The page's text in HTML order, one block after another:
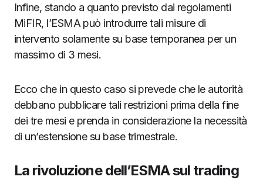
Infine, stando a quanto previsto dai regolamenti
MiFIR, l’ESMA può introdurre tali misure di
intervento solamente su base temporanea per un
massimo di 3 mesi.
Ecco che in questo caso si prevede che le autorità
debbano pubblicare tali restrizioni prima della fine
dei tre mesi e prenda in considerazione la necessità
di un’estensione su base trimestrale.
La rivoluzione dell’ESMA sul trading